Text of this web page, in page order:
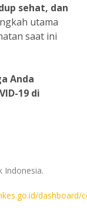
sehat, dan
utama
saat ini
Anda
19 di
Indonesia.
dashboard/